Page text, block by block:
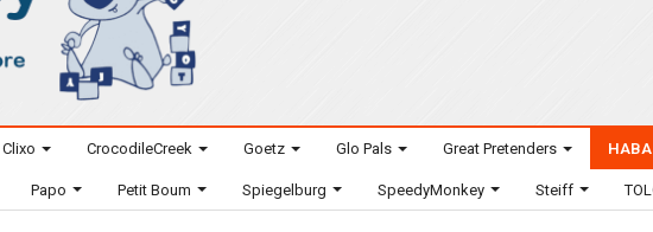
Clixo CrocodileCreek Goetz Glo Pals Great Pretenders HABA
Papo Petit Boum Spiegelburg SpeedyMonkey Steiff